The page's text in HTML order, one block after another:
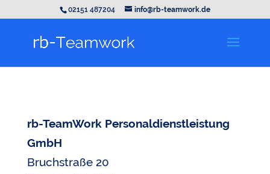
02151 487204 info@rb-teamwork.de
rb-TeamWork Personaldienstleistung
GmbH
Bruchstraße 20